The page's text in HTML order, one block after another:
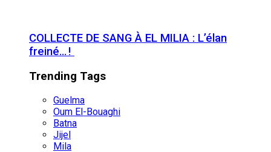
COLLECTE DE SANG À EL MILIA : L’élan
freiné… !
Trending Tags
Guelma
Oum El-Bouaghi
Batna
Jijel
Mila